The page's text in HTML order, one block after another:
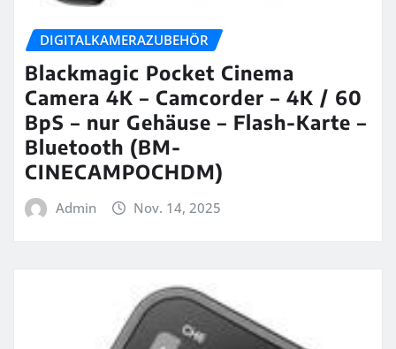
DIGITALKAMERAZUBEHÖR
Blackmagic Pocket Cinema
Camera 4K – Camcorder – 4K / 60
BpS – nur Gehäuse – Flash-Karte –
Bluetooth (BM-
CINECAMPOCHDM)
Admin Nov. 14, 2025